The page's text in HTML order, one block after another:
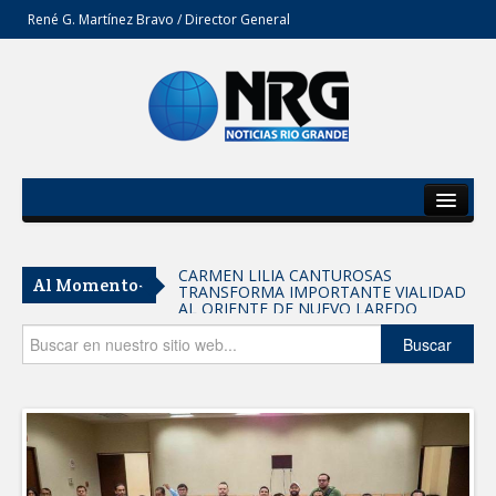
René G. Martínez Bravo / Director General
Del Estado
Secciones
Opinión
Al Momento- CARMEN LILIA CANTUROSAS
TRANSFORMA IMPORTANTE VIALIDAD
AL ORIENTE DE NUEVO LAREDO
Tomaron vecinos de Integración Familiar
iniciativa de Acción y Conciencia
Fortalece la UAT el acceso a la
educación superior en comunidades
REFUERZA BIENESTAR ANIMAL
LABORES DE ATENCIÓN PARA REDUCIR
Buscar